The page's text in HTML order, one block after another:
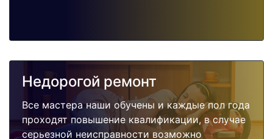
Недорогой ремонт
Все мастера наши обучены и каждые пол года
проходят повышение квалификации, в случае
серьезной неисправности возможно